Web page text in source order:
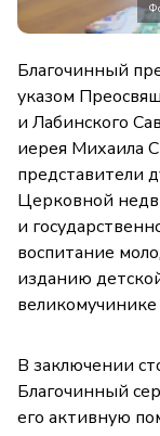
Благочинный
указом
и Лабинского
иерея Михаила
представители
Церковной
и
воспитание
изданию
В заключении
Благочинный
его активную